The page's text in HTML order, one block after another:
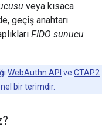
veya kısaca
geçiş anahtarı
FIDO sunucu
WebAuthn API ve CTAP2
bir terimdir.